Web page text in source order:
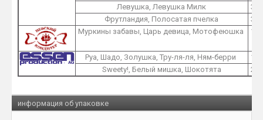
Левушка, Левушка Милк
3
Фрутландия, Полосатая пчелка
3
Муркины забавы, Царь девица, Мотофеюшка
1
Руа, Шадо, Золушка, Тру-ля-ля, Ням-берри
1
Sweety!, Белый мишка, Шокотята
2
информация об упаковке